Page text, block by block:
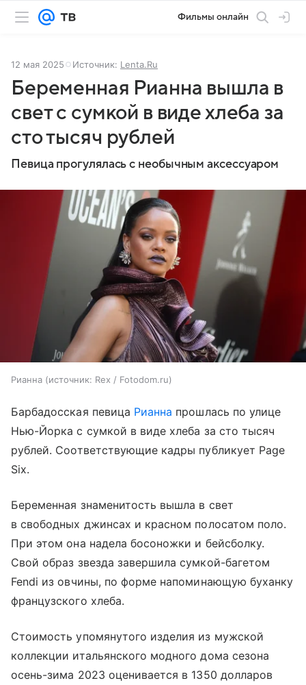
Фильмы онлайн
12 мая 2025 Источник: Lenta.Ru
Беременная Рианна вышла в
свет с сумкой в виде хлеба за
сто тысяч рублей
Певица прогулялась с необычным аксессуаром
Рианна источник: Rex / Fotodom.ru
Барбадосская певица Рианна прошлась по улице
Нью-Йорка с сумкой в виде хлеба за сто тысяч
рублей. Соответствующие кадры публикует Page
Six.
Беременная знаменитость вышла в свет
в свободных джинсах и красном полосатом поло.
При этом она надела босоножки и бейсболку.
Свой образ звезда завершила сумкой-багетом
Fendi из овчины, по форме напоминающую буханку
французского хлеба.
Стоимость упомянутого изделия из мужской
коллекции итальянского модного дома сезона
осень-зима 2023 оценивается в 1350 долларов